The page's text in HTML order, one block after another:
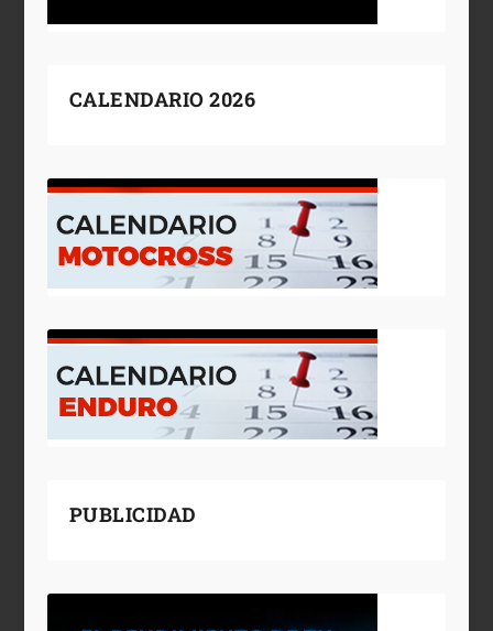
CALENDARIO 2026
PUBLICIDAD